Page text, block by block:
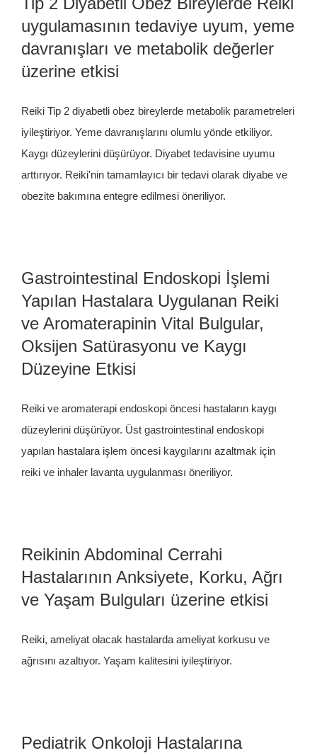
uygulamasının tedaviye uyum, yeme
davranışları ve metabolik değerler
üzerine etkisi
Reiki Tip 2 diyabetli obez bireylerde metabolik parametreleri
iyileştiriyor. Yeme davranışlarını olumlu yönde etkiliyor.
Kaygı düzeylerini düşürüyor. Diyabet tedavisine uyumu
arttırıyor. Reiki'nin tamamlayıcı bir tedavi olarak diyabe ve
obezite bakımına entegre edilmesi öneriliyor.
Gastrointestinal Endoskopi İşlemi
Yapılan Hastalara Uygulanan Reiki
ve Aromaterapinin Vital Bulgular,
Oksijen Satürasyonu ve Kaygı
Düzeyine Etkisi
Reiki ve aromaterapi endoskopi öncesi hastaların kaygı
düzeylerini düşürüyor. Üst gastrointestinal endoskopi
yapılan hastalara işlem öncesi kaygılarını azaltmak için
reiki ve inhaler lavanta uygulanması öneriliyor.
Reikinin Abdominal Cerrahi
Hastalarının Anksiyete, Korku, Ağrı
ve Yaşam Bulguları üzerine etkisi
Reiki, ameliyat olacak hastalarda ameliyat korkusu ve
ağrısını azaltıyor. Yaşam kalitesini iyileştiriyor.
Pediatrik Onkoloji Hastalarına